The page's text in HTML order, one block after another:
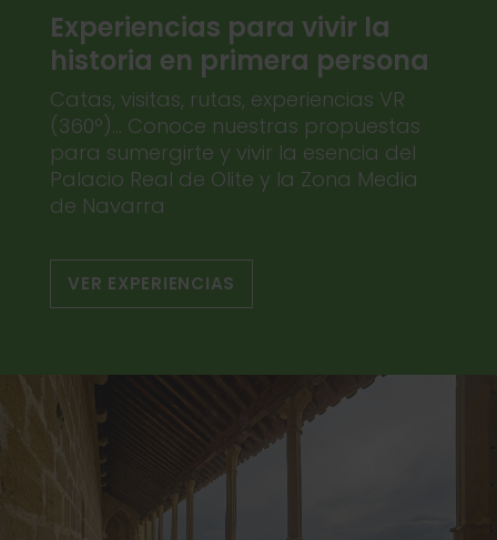
Experiencias para vivir la
historia en primera persona
Catas, visitas, rutas, experiencias VR
(360º)... Conoce nuestras propuestas
para sumergirte y vivir la esencia del
Palacio Real de Olite y la Zona Media
de Navarra
VER EXPERIENCIAS